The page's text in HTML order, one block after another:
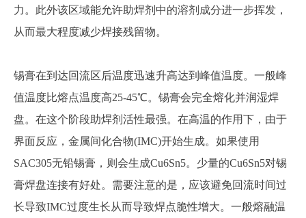
力。此外该区域能允许助焊剂中的溶剂成分进一步挥发，
从而最大程度减少焊接残留物。
锡膏在到达回流区后温度迅速升高达到峰值温度。一般峰
值温度比熔点温度高25-45℃。锡膏会完全熔化并润湿焊
盘。在这个阶段助焊剂活性最强。在高温的作用下，由于
界面反应，金属间化合物(IMC)开始生成。如果使用
SAC305无铅锡膏，则会生成Cu6Sn5。少量的Cu6Sn5对锡
膏焊盘连接有好处。需要注意的是，应该避免回流时间过
长导致IMC过度生长从而导致焊点脆性增大。一般熔融温